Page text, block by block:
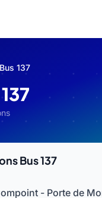
Bus 137
Bus 137
- Porte de